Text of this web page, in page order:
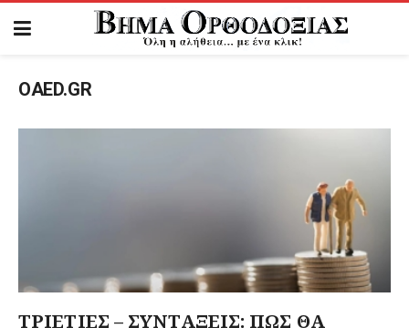
OAED.GR
ΤΡΙΕΤΙΕΣ – ΣΥΝΤΑΞΕΙΣ: ΠΩΣ ΘΑ